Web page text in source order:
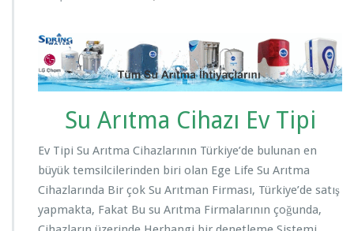
Su Arıtma Cihazı Ev Tipi
Ev Tipi Su Arıtma Cihazlarının Türkiye’de bulunan en
büyük temsilcilerinden biri olan Ege Life Su Arıtma
Cihazlarında Bir çok Su Arıtman Firması, Türkiye’de satış
yapmakta, Fakat Bu su Arıtma Firmalarının çoğunda,